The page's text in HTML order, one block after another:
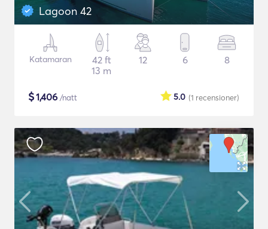
Lagoon 42
Katamaran
42 ft
13 m
12 6 8
$1,406 /natt (1 recensioner)
5.0